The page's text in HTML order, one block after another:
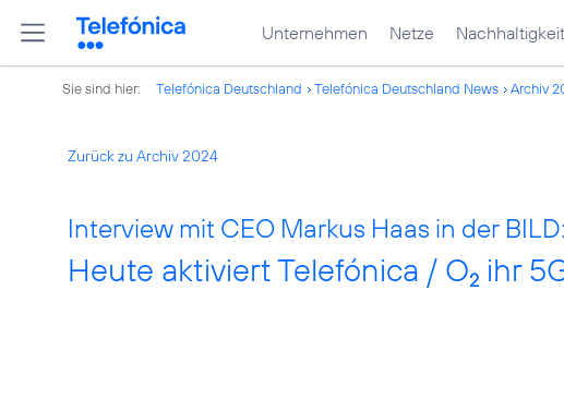
Unternehmen Netze Nachhaltigkeit
Sie sind hier: Telefónica Deutschland Telefónica Deutschland News Archiv
Zurück zu Archiv 2024
Interview mit CEO Markus Haas in der BILD:
Heute aktiviert Telefónica / O2 ihr